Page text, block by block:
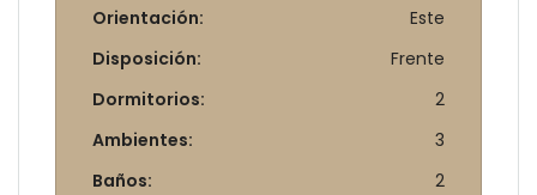
Orientación:
Este
Disposición:
Frente
Dormitorios:
2
Ambientes:
3
Baños:
2